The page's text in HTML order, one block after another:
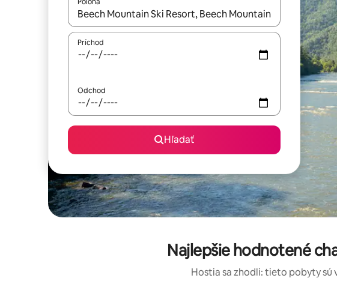
Keď budú výsledky k dispozícii, môžete si ich prechádzať
Príchod
Odchod
Hľadať
Najlepšie hodnotené
Hostia sa zhodli: tieto pobyty sú